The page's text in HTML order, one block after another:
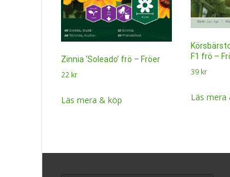
Zinnia ‘Soleado’ frö – Fröer
22 kr
Läs mera & köp
F1 frö –
39 kr
Läs mera